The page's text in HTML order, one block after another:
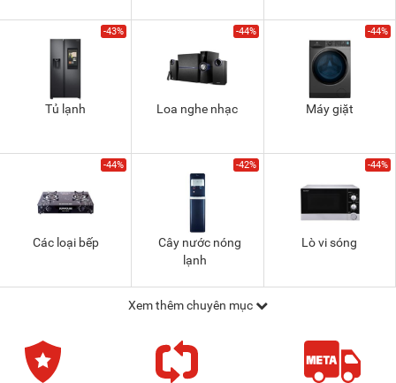
-43%
Tủ lạnh
-44%
Loa nghe nhạc
-44%
Máy giặt
-44%
Các loại bếp
-42%
Cây nước nóng
lạnh
-44%
Lò vi sóng
Xem thêm chuyên mục